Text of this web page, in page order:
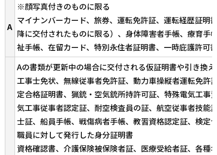
A
※顔写真付きのものに限る
マイナンバーカード、旅券、運転免許証、運転経歴証明
降に交付されたものに限る）、身体障害者手帳、療育手
祉手帳、在留カード、特別永住者証明書、一時庇護許可
Aの書類が更新中の場合に交付される仮証明書や引き換
工事士免状、無線従事者免許証、動力車操縦者運転免許
定合格証明書、猟銃・空気銃所持許可証、特殊電気工事
気工事従事者認定証、耐空検査員の証、航空従事者技能
士証、船員手帳、戦傷病者手帳、教習資格認定証、検定
職員に対して発行した身分証明書
資格確認書、介護保険被保険者証、医療受給者証、各種